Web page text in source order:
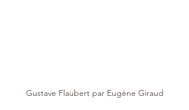
Gustave Flaubert par Eugène Giraud